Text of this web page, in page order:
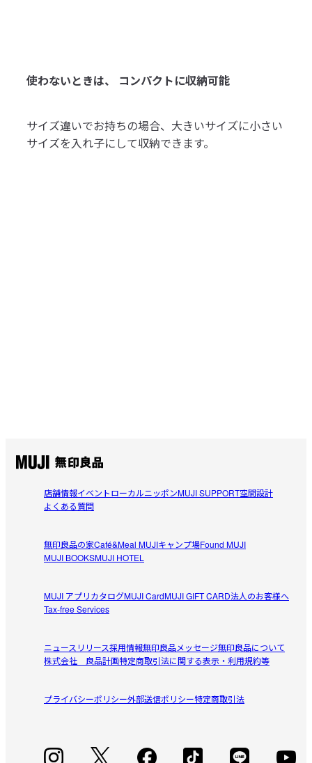
使わないときは、 コンパクトに収納可能
サイズ違いでお持ちの場合、大きいサイズに小さい
サイズを入れ子にして収納できます。
店舗情報イベントローカルニッポンMUJI SUPPORT空間設計
よくある質問
無印良品の家Café&Meal MUJIキャンプ場Found MUJI
MUJI BOOKSMUJI HOTEL
MUJI アプリカタログMUJI CardMUJI GIFT CARD法人のお客様へ
Tax-free Services
ニュースリリース採用情報無印良品メッセージ無印良品について
株式会社 良品計画特定商取引法に関する表示・利用規約等
プライバシーポリシー外部送信ポリシー特定商取引法